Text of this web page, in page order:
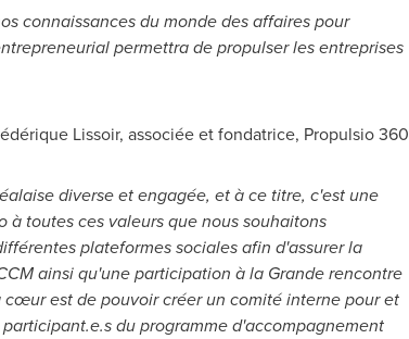
connaissances du monde des affaires pour
permettra de propulser les entreprises
Lissoir, associée et fondatrice, Propulsio 360
diverse et engagée, et à ce titre, c'est une
toutes ces valeurs que nous souhaitons
plateformes sociales afin d'assurer la
ainsi qu'une participation à la Grande rencontre
est de pouvoir créer un comité interne pour et
du programme d'accompagnement